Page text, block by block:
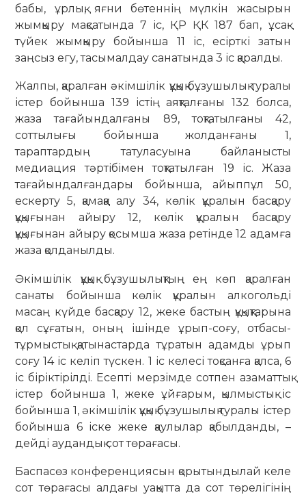
бабы, ұрлық, яғни бөтеннің мүлкін жасырын
жымқыру мақсатында 7 іс, ҚР ҚК 187 бап, ұсақ-
түйек жымқыру бойынша 11 іс, есірткі затын
заңсыз егу, тасымалдау санатында 3 іс қаралды.
Жалпы, қаралған әкімшілік құқық бұзушылық туралы
істер бойынша 139 істің аяқталғаны 132 болса,
жаза тағайындалғаны 89, тоқтатылғаны 42,
соттылығы бойынша жолданғаны 1,
тараптардың татуласуына байланысты
медиация тәртібімен тоқтатылған 19 іс. Жаза
тағайындалғандары бойынша, айыппұл 50,
ескерту 5, қамаққа алу 34, көлік құралын басқару
құқығынан айыру 12, көлік құралын басқару
құқығынан айыру қосымша жаза ретінде 12 адамға
жаза қолданылды.
Әкімшілік құқық бұзушылықтың ең көп қаралған
санаты бойынша көлік құралын алкогольді
масаң күйде басқару 12, жеке бастың құ­қық­тарына
қол сұғатын, оның ішін­де ұрып-соғу, отбасы-
тұрмыстық қаты­настарда тұратын адамды ұрып
соғу 14 іс келіп түскен. 1 іс келесі тоқсанға қалса, 6
іс біріктірілді. Есепті мерзімде сот­пен азаматтық
істер бойынша 1, жеке ұйғарым, қылмыстық іс
бойынша 1, әкімшілік құқық бұзушылық туралы істер
бойынша 6 іске жеке қаулылар қа­был­данды, –
дейді аудандық сот төрағасы.
Баспасөз конференциясын қорытын­дылай келе
сот төрағасы алдағы уа­қытта да сот төрелігінің